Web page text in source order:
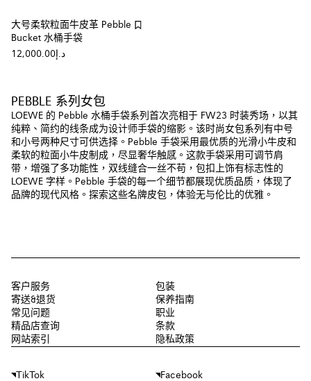
大号柔软粒面牛皮革 Pebble
Bucket 水桶手袋
د.إ12,000.00
PEBBLE 系列女包
LOEWE 的 Pebble 水桶手袋系列首次亮相于 FW23 时装秀场，以其
纯粹、简约的线条成为设计师手袋的缩影。该时尚女包系列有中号
和小号两种尺寸可供选择。Pebble 手袋采用最优质的光滑小牛皮和
柔软的粒面小牛皮制成，尽显奢华触感。这款手袋采用可调节肩
带，增强了多功能性，双线缝合一丝不苟，包扣上饰有标志性的
LOEWE 字样。Pebble 手袋的每一个细节都展现优质品质，体现了
品牌的现代风格。探索这些名牌皮包，体验无与伦比的优雅。
客户服务
寄送&退货
常见问题
精品店查询
网站索引
包装
保养指南
职业
条款
隐私政策
TikTok
Facebook